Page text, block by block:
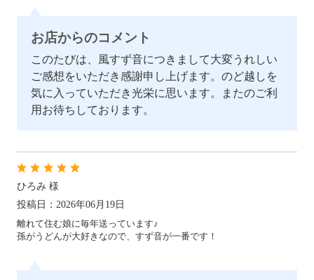
カートを見る
お店からのコメント
このたびは、風すず音につきまして大変うれしい
ご感想をいただき感謝申し上げます。のど越しを
気に入っていただき光栄に思います。またのご利
用お待ちしております。
ひろみ 様
投稿日：2026年06月19日
離れて住む娘に毎年送っています♪
孫がうどんが大好きなので、すず音が一番です！